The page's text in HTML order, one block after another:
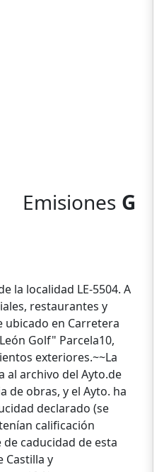
Emisiones G
la localidad LE-5504. A
restaurantes y
ubicado en Carretera
Golf" Parcela10,
exteriores.~~La
al archivo del Ayto.de
de obras, y el Ayto. ha
declarado (se
calificación
caducidad de esta
Castilla y